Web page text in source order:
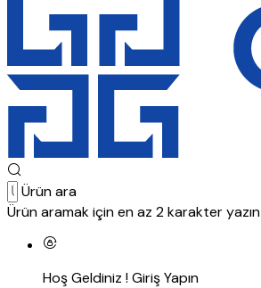
Ürün ara
Ürün aramak için en az 2 karakter yazın
Hoş Geldiniz !Giriş Yapın